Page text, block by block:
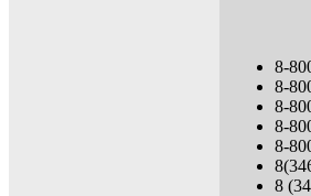
8-
8-
8-
8-
8-
8